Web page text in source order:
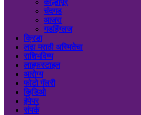
चंदगड
आजरा
गडहिंग्लज
क्रिडा
लढा मराठी अस्मितेचा
राशिभविष्य
लाइफस्टाइल
आरोग्य
फोटो गॅलरी
व्हिडिओ
ईपेपर
संपर्क